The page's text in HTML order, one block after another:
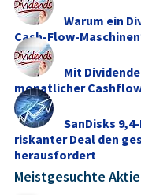
Warum ein
Cash-Flow-
Mit
monatlicher Cashflow
SanDisks
riskanter Deal den
herausfordert
Meistgesuchte